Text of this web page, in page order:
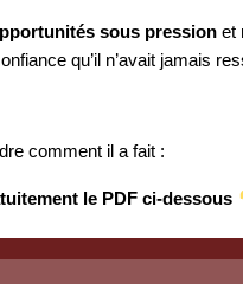
sous pression et
qu’il n’avait jamais
comment il a fait :
le PDF ci-dessous